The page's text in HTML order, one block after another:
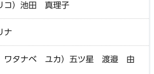
コ）池田 真理子
ナ
ワタナベ ユカ）五ツ星 渡邉 由